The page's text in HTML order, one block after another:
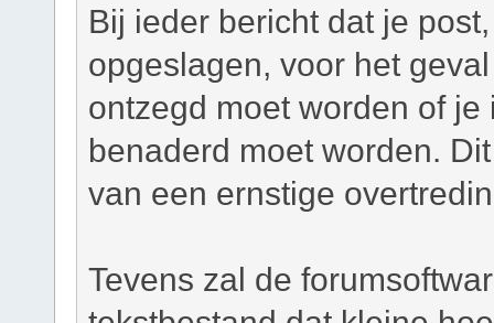
Bij ieder bericht dat je
opgeslagen, voor het
ontzegd moet worden of
benaderd moet worden.
van een ernstige
Tevens zal de